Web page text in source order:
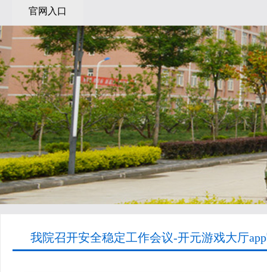
官网入口
我院召开安全稳定工作会议-开元游戏大厅